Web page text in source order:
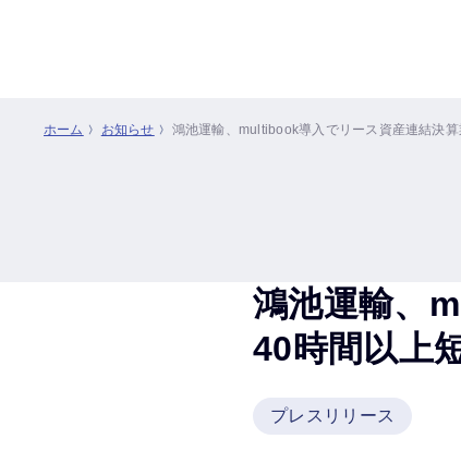
ホーム お知らせ 鴻池運輸、multibook導入でリース資産連結決算
鴻池運輸、
40時間以上
プレスリリース